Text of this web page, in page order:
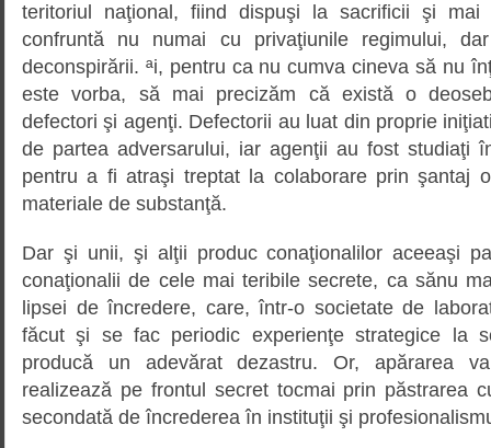
teritoriul naţional, fiind dispuşi la sacrificii şi
confruntă nu numai cu privaţiunile regimului,
deconspirării. ªi, pentru ca nu cumva cineva să nu
este vorba, să mai precizăm că există o
defectori şi agenţi. Defectorii au luat din proprie
de partea adversarului, iar agenţii au fost studiaţi
pentru a fi atraşi treptat la colaborare prin şantaj
materiale de substanţă.
Dar şi unii, şi alţii produc conaţionalilor aceeaşi
conaţionalii de cele mai teribile secrete, ca sănu
lipsei de încredere, care, într-o societate de
făcut şi se fac periodic experienţe strategice la
producă un adevărat dezastru. Or, apărarea
realizează pe frontul secret tocmai prin păstrarea
secondată de încrederea în instituţii şi